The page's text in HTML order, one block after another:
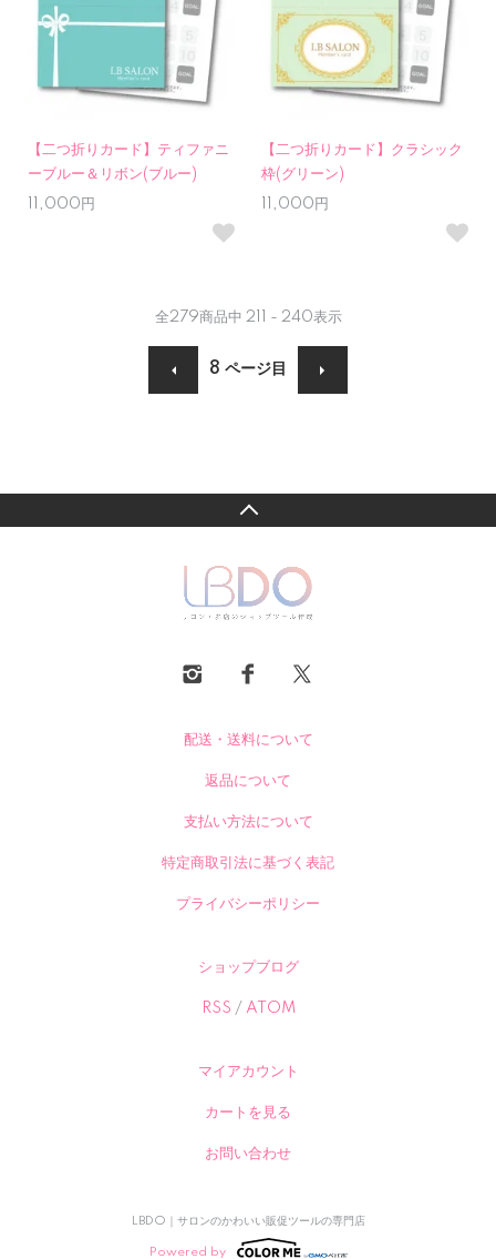
【二つ折りカード】ティファニ
ーブルー＆リボン(ブルー)
11,000円
【二つ折りカード】クラシック
枠(グリーン)
11,000円
全279商品中 211 - 240表示
8 ページ目
配送・送料について
返品について
支払い方法について
特定商取引法に基づく表記
プライバシーポリシー
ショップブログ
RSS / ATOM
マイアカウント
カートを見る
お問い合わせ
LBDO｜サロンのかわいい販促ツールの専門店
Powered by